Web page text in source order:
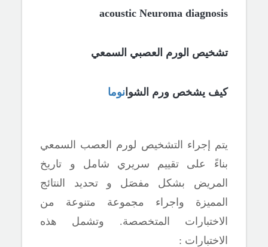
acoustic Neuroma diagnosis
تشخيص الورم العصبي السمعي
كيف يشخص ورم الشوانوما
يتم إجراء التشخيص لورم العصب السمعي
بناءً على تقييم سريري شامل و تاريخ
المريض بشكل مفصَل و تحديد النتائج
المميزة واجراء مجموعة متنوعة من
الاختبارات المتخصصة. وتشمل هذه
الاختبارات :